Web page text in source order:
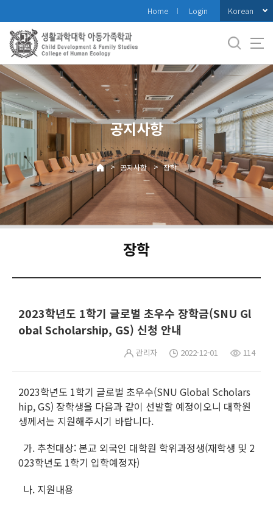
로
메
뉴
Home Login Korean
공지사항
> 공지사항 > 장학
장학
2023학년도 1학기 글로벌 초우수 장학금(SNU Gl
obal Scholarship, GS) 신청 안내
관리자 2022-12-01 114
2023학년도 1학기 글로벌 초우수(SNU Global Scholars
hip, GS) 장학생을 다음과 같이 선발할 예정이오니 대학원
생께서는 지원해주시기 바랍니다.
가. 추천대상: 본교 외국인 대학원 학위과정생(재학생 및 2
023학년도 1학기 입학예정자)
나. 지원내용